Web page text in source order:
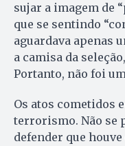
sujar a imagem de
que se sentindo
aguardava apenas
a camisa da
Portanto, não foi
Os atos cometidos
terrorismo. Não se
defender que